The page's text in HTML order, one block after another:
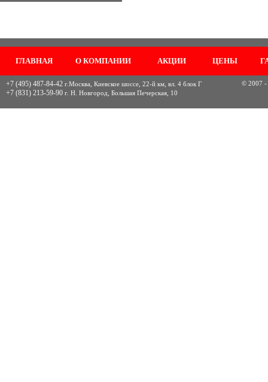
ГЛАВНАЯ О КОМПАНИИ АКЦИИ ЦЕНЫ
+7 (495) 487-84-42 г.Москва, Киевское шоссе, 22-й км, вл. 4 блок Г
+7 (831) 213-59-90 г. Н. Новгород, Большая Печерская, 10
© 2007